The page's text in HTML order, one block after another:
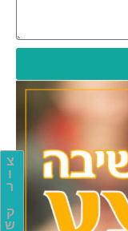
צ
ו
ר
ק
ש